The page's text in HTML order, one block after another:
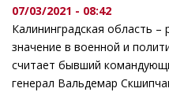
07/03/2021 - 08:42
Калининградская область
значение в военной и
считает бывший
генерал Вальдемар